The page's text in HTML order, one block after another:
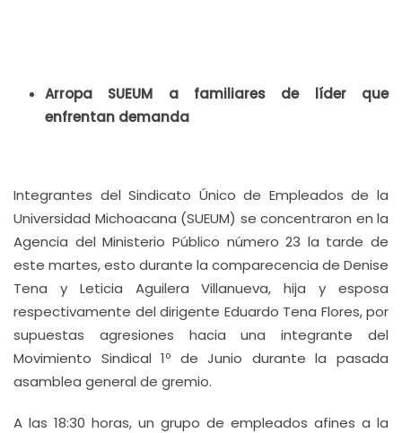
Arropa SUEUM a familiares de líder que
enfrentan demanda
Integrantes del Sindicato Único de Empleados de la
Universidad Michoacana (SUEUM) se concentraron en la
Agencia del Ministerio Público número 23 la tarde de
este martes, esto durante la comparecencia de Denise
Tena y Leticia Aguilera Villanueva, hija y esposa
respectivamente del dirigente Eduardo Tena Flores, por
supuestas agresiones hacia una integrante del
Movimiento Sindical 1º de Junio durante la pasada
asamblea general de gremio.
A las 18:30 horas, un grupo de empleados afines a la